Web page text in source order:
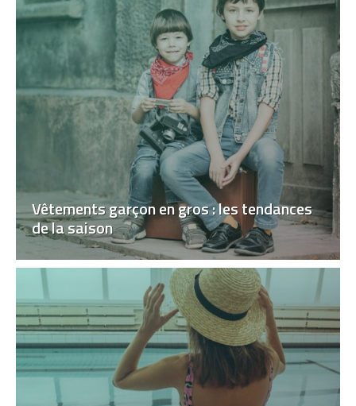
Vêtements garçon en gros : les tendances
de la saison